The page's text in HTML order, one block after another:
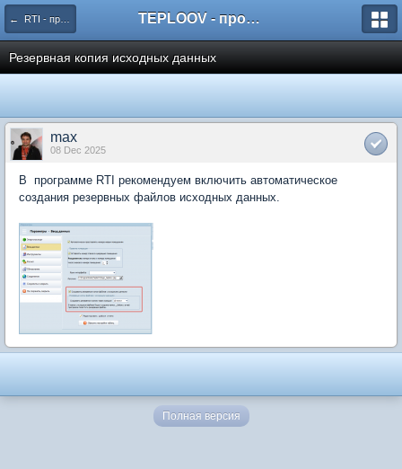
← RTI - программа для расчёта потерь тепла и инфильтрации помещениями зданий (теплопотерь), энергопаспорт здания TEPLOOV - программный комплекс для расчёта систем отопления и вентиляции
Резервная копия исходных данных
max
08 Dec 2025
В программе RTI рекомендуем включить автоматическое
создания резервных файлов исходных данных.
Полная версия